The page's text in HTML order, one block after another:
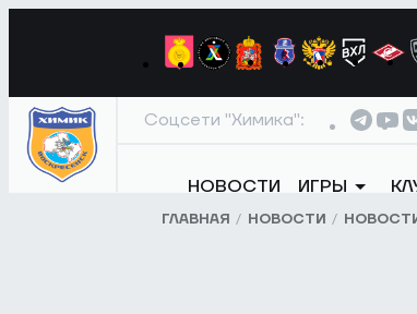
Соцсети "Химика":
НОВОСТИ ИГРЫ
ГЛАВНАЯ НОВОСТИ